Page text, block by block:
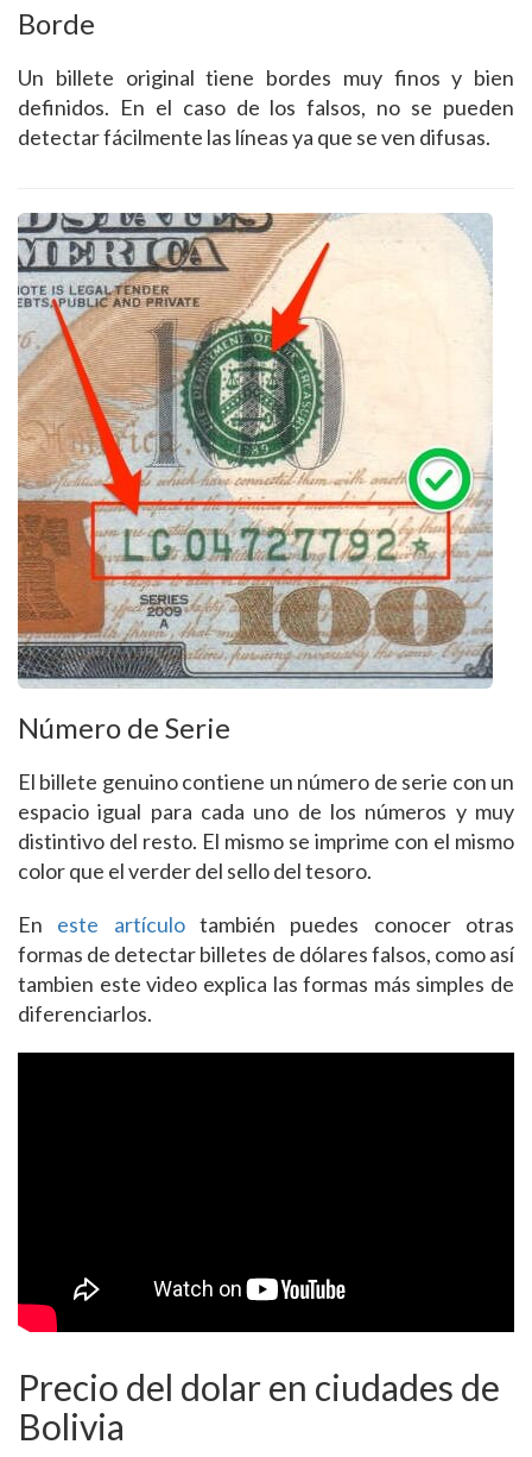
Borde
Un billete original tiene bordes muy finos y bien
definidos. En el caso de los falsos, no se pueden
detectar fácilmente las líneas ya que se ven difusas.
Número de Serie
El billete genuino contiene un número de serie con un
espacio igual para cada uno de los números y muy
distintivo del resto. El mismo se imprime con el mismo
color que el verder del sello del tesoro.
En este artículotambién puedes conocer otras
formas de detectar billetes de dólares falsos, como así
tambien este video explica las formas más simples de
diferenciarlos.
Precio del dolar en ciudades de
Bolivia